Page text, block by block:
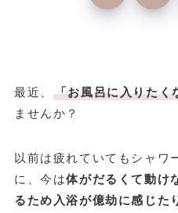
最近、 「お風呂に入りたく
ませんか？
以前は疲れていてもシャワ
に、今は体がだるくて動け
るため入浴が億劫に感じた